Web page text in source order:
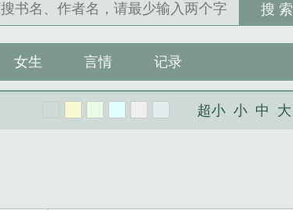
搜 索
女生 言情 记录
超小 小 中 大